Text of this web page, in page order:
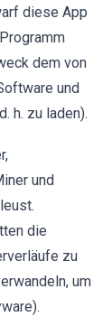
diese App
dem von
und
h. zu laden).
und
die
zu
um